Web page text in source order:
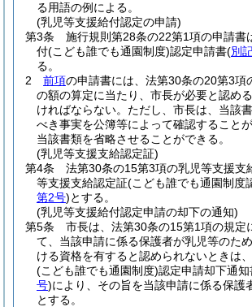
る用語の例による。
(乳児等支援給付認定の申請)
第3条
施行規則第28条の22第1項の申請書
付(こども誰でも通園制度)認定申請書(別
る。
2
前項の申請書には、法第30条の20第3項
の額の算定に当たり、市長が必要と認め
ければならない。 ただし、市長は、当該
べき事実を公簿等によって確認することが
当該書類を省略させることができる。
(乳児等支援支給認定証)
第4条
法第30条の15第3項の乳児等支援支
等支援支給認定証(こども誰でも通園制度
第2号)とする。
(乳児等支援給付認定申請の却下の通知)
第5条
市長は、法第30条の15第1項の規定
て、当該申請に係る保護者が乳児等のた
ける資格を有すると認められないときは
(こども誰でも通園制度)認定申請却下通知
号)により、その旨を当該申請に係る保護
とする。